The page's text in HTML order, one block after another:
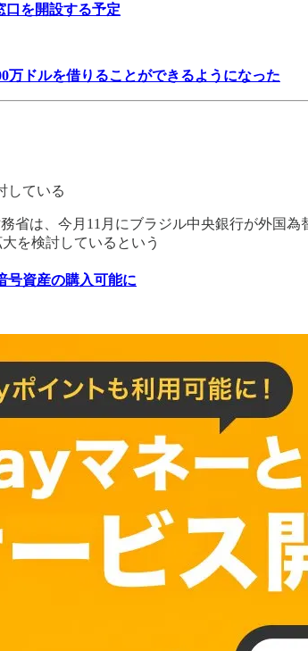
口を開設する予定
万ドルを借りることができるようになった
している
省は、今月11月にブラジル中央銀行が外国
を検討しているという
号資産の購入可能に